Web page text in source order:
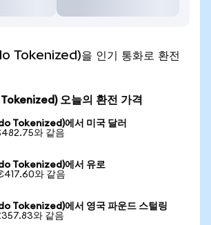
Tokenized)을 인기 통화로 환전
오늘의 환전 가격
Tokenized)에서 미국 달러
와 같음
Tokenized)에서 유로
와 같음
Tokenized)에서 영국 파운드 스털링
와 같음